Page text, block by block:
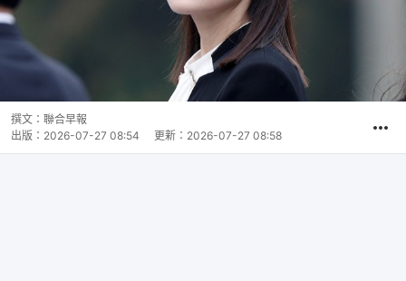
撰文： 聯合早報
出版： 2026-07-27 08:54 更新： 2026-07-27 08:58